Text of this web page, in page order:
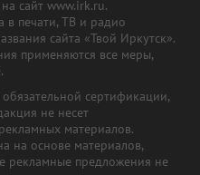
сайт www.irk.ru.
в печати, ТВ и радио
сайта «Твой Иркутск».
применяются все меры,
сертификации,
не несет
материалов.
на основе материалов,
рекламные предложения не